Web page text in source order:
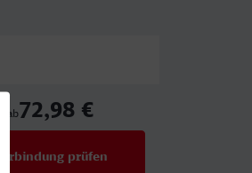
ab72,98 €
Verbindung prüfen